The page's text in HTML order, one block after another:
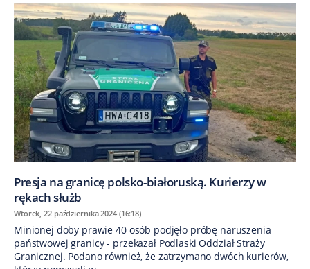
Presja na granicę polsko-białoruską. Kurierzy w
rękach służb
Wtorek, 22 października 2024 (16:18)
Minionej doby prawie 40 osób podjęło próbę naruszenia
państwowej granicy - przekazał Podlaski Oddział Straży
Granicznej. Podano również, że zatrzymano dwóch kurierów,